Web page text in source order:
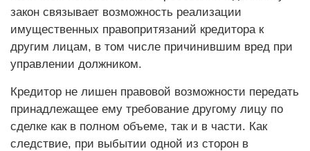
закон связывает возможность реализации
имущественных правопритязаний кредитора к
другим лицам, в том числе причинившим вред при
управлении должником.
Кредитор не лишен правовой возможности передать
принадлежащее ему требование другому лицу по
сделке как в полном объеме, так и в части. Как
следствие, при выбытии одной из сторон в